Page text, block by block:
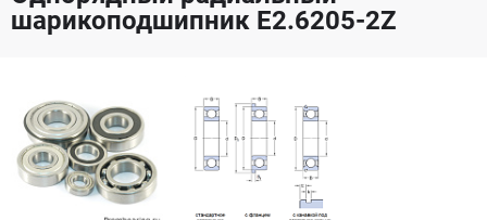
шарикоподшипник E2.6205-2Z